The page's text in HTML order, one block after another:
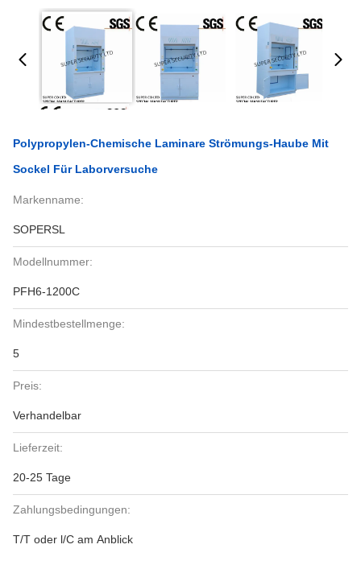
Polypropylen-Chemische Laminare Strömungs-Haube Mit
Sockel Für Laborversuche
Markenname:
SOPERSL
Modellnummer:
PFH6-1200C
Mindestbestellmenge:
5
Preis:
Verhandelbar
Lieferzeit:
20-25 Tage
Zahlungsbedingungen:
T/T oder l/C am Anblick